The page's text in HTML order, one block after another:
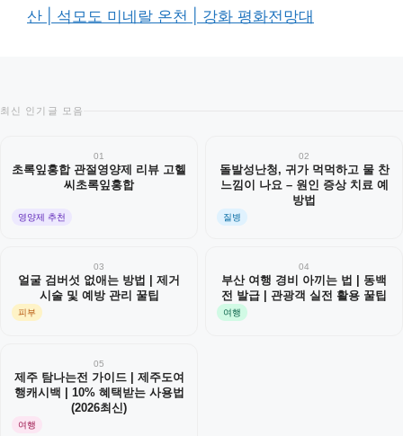
산 | 석모도 미네랄 온천 | 강화 평화전망대
최신 인기글 모음
01
초록잎홍합 관절영양제 리뷰 고헬
씨초록잎홍합
영양제 추천
02
돌발성난청, 귀가 먹먹하고 물 찬
느낌이 나요 – 원인 증상 치료 예
방법
질병
03
얼굴 검버섯 없애는 방법 | 제거
시술 및 예방 관리 꿀팁
피부
04
부산 여행 경비 아끼는 법 | 동백
전 발급 | 관광객 실전 활용 꿀팁
여행
05
제주 탐나는전 가이드 | 제주도여
행캐시백 | 10% 혜택받는 사용법
(2026최신)
여행